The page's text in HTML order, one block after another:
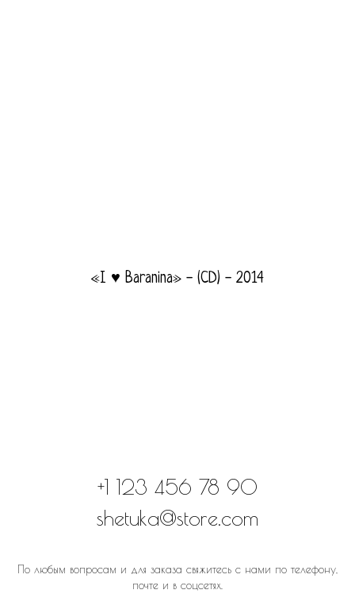
«I ♥ Baranina» - (CD) - 2014
+1 123 456 78 90
shetuka@store.com
По любым вопросам и для заказа свяжитесь с нами по телефону,
почте и в соцсетях.